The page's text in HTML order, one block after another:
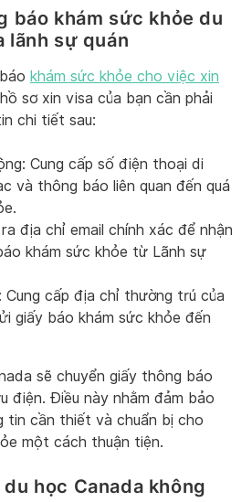
báo khám sức khỏe du
lãnh sự quán
khám sức khỏe cho việc xin
sơ xin visa của bạn cần phải
chi tiết sau:
Cung cấp số điện thoại di
và thông báo liên quan đến quá
địa chỉ email chính xác để nhận
khám sức khỏe từ Lãnh sự
cấp địa chỉ thường trú của
giấy báo khám sức khỏe đến
sẽ chuyển giấy thông báo
điện. Điều này nhằm đảm bảo
tin cần thiết và chuẩn bị cho
một cách thuận tiện.
học Canada không